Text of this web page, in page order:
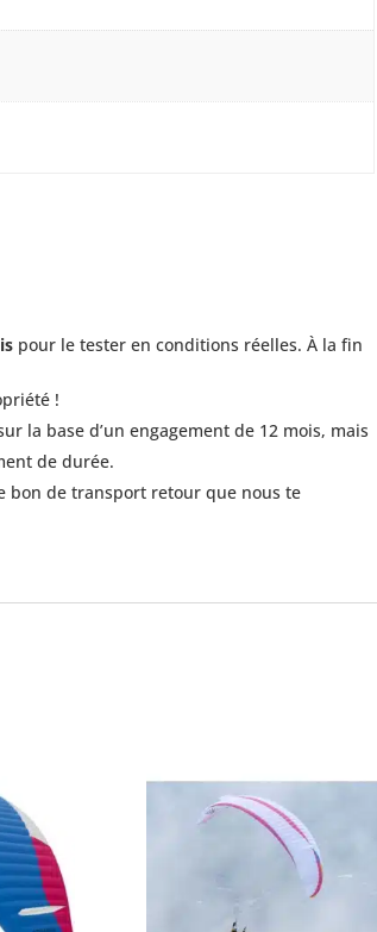
pour le tester en conditions réelles. À la fin
!
la base d’un engagement de 12 mois, mais
de durée.
bon de transport retour que nous te